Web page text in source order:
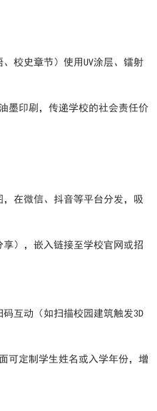
校史章节）使用UV涂层、镭射
墨印刷，传递学校的社会责任价
在微信、抖音等平台分发，吸
），嵌入链接至学校官网或招
互动（如扫描校园建筑触发3D
可定制学生姓名或入学年份，增